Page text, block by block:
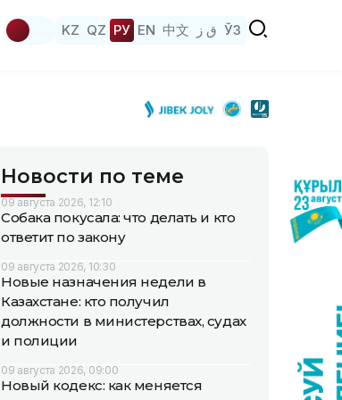
KZ QZ РУ EN 中文 ق ز ЎЗ
Новости по теме
09 августа 2026, 12:10
Собака покусала: что делать и кто
ответит по закону
09 августа 2026, 10:30
Новые назначения недели в
Казахстане: кто получил
должности в министерствах, судах
и полиции
09 августа 2026, 09:00
Новый кодекс: как меняется